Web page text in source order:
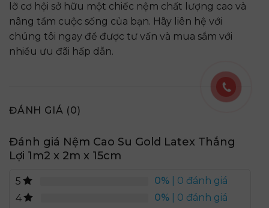
lỡ cơ hội sở hữu một chiếc nệm chất lượng cao và
nâng tầm cuộc sống của bạn. Hãy liên hệ với
chúng tôi ngay để được tư vấn và mua sắm với
nhiều ưu đãi hấp dẫn.
ĐÁNH GIÁ (0)
Đánh giá Nệm Cao Su Gold Latex Thắng
Lợi 1m2 x 2m x 15cm
5 0% | 0 đánh giá
4
0% | 0 đánh giá